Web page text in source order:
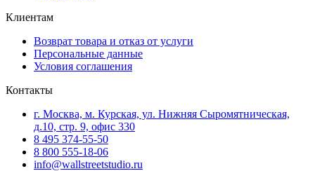
Клиентам
Возврат товара и отказ от услуги
Персональные данные
Условия соглашения
Контакты
г. Москва, м. Курская, ул. Нижняя Сыромятническая,
д.10, стр. 9, офис 330
8 495 374-55-50
8 800 555-18-06
info@wallstreetstudio.ru